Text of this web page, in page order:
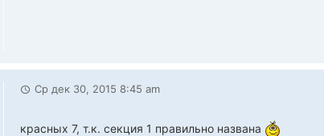
Ср дек 30, 2015 8:45 am
красных 7, т.к. секция 1 правильно названа